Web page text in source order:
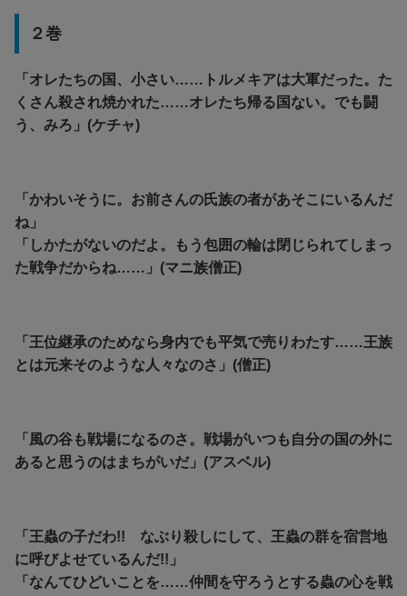
２巻
「オレたちの国、小さい……トルメキアは大軍だった。た
くさん殺され焼かれた……オレたち帰る国ない。でも闘
う、みろ」(ケチャ)
「かわいそうに。お前さんの氏族の者があそこにいるんだ
ね」
「しかたがないのだよ。もう包囲の輪は閉じられてしまっ
た戦争だからね……」(マニ族僧正)
「王位継承のためなら身内でも平気で売りわたす……王族
とは元来そのような人々なのさ」(僧正)
「風の谷も戦場になるのさ。戦場がいつも自分の国の外に
あると思うのはまちがいだ」(アスベル)
「王蟲の子だわ!! なぶり殺しにして、王蟲の群を宿営地
に呼びよせているんだ!!」
「なんてひどいことを……仲間を守ろうとする蟲の心を戦